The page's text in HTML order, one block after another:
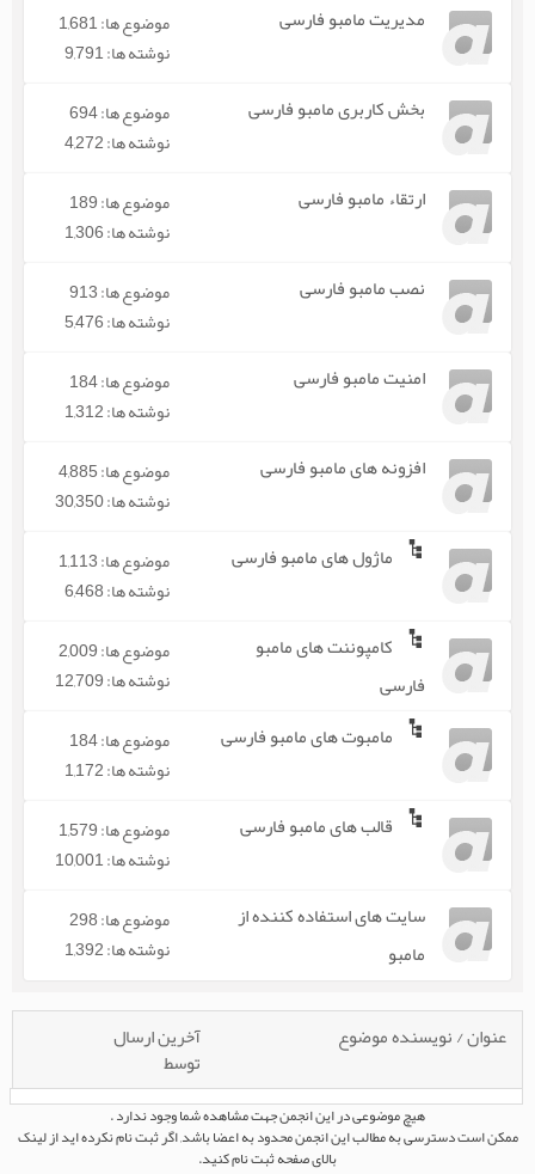
مدیریت مامبو فارسی
موضوع ها: 1,681
نوشته ها: 9,791
بخش کاربری مامبو فارسی
موضوع ها: 694
نوشته ها: 4,272
ارتقاء مامبو فارسی
موضوع ها: 189
نوشته ها: 1,306
نصب مامبو فارسی
موضوع ها: 913
نوشته ها: 5,476
امنیت مامبو فارسی
موضوع ها: 184
نوشته ها: 1,312
افزونه های مامبو فارسی
موضوع ها: 4,885
نوشته ها: 30,350
ماژول های مامبو فارسی
موضوع ها: 1,113
نوشته ها: 6,468
کامپوننت های مامبو
فارسی
موضوع ها: 2,009
نوشته ها: 12,709
مامبوت های مامبو فارسی
موضوع ها: 184
نوشته ها: 1,172
قالب های مامبو فارسی
موضوع ها: 1,579
نوشته ها: 10,001
سایت های استفاده کننده از
مامبو
موضوع ها: 298
نوشته ها: 1,392
عنوان/نویسنده موضوع آخرین ارسال
توسط
هیچ موضوعی در این انجمن جهت مشاهده شما وجود ندارد .
ممکن است دسترسی به مطالب این انجمن محدود به اعضا باشد,اگر ثبت نام نکرده اید از لینک
بالای صفحه ثبت نام کنید.